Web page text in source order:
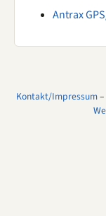
Antrax
Kontakt/Impressum–